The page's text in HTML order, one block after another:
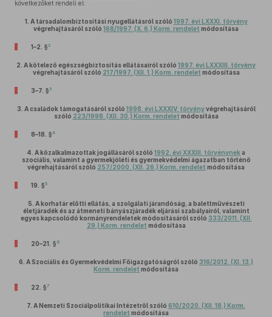
következőket rendeli el:
1. A társadalombiztosítási nyugellátásról szóló 1997. évi LXXXI. törvény
végrehajtásáról szóló 168/1997. (X. 6.) Korm. rendelet módosítása
1–2. §2
2. A kötelező egészségbiztosítás ellátásairól szóló 1997. évi LXXXIII. törvény
végrehajtásáról szóló 217/1997. (XII. 1.) Korm. rendelet módosítása
3–7. §3
3. A családok támogatásáról szóló 1998. évi LXXXIV. törvényvégrehajtásáról
szóló 223/1998. (XII. 30.) Korm. rendelet módosítása
8–18. §4
4. A közalkalmazottak jogállásáról szóló 1992. évi XXXIII. törvényneka
szociális, valamint a gyermekjóléti és gyermekvédelmi ágazatban történő
végrehajtásáról szóló 257/2000. (XII. 26.) Korm. rendelet módosítása
19. §5
5. A korhatár előtti ellátás, a szolgálati járandóság, a balettművészeti
életjáradék és az átmeneti bányászjáradék eljárási szabályairól, valamint
egyes kapcsolódó kormányrendeletek módosításáról szóló 333/2011. (XII.
29.) Korm. rendelet módosítása
20–21. § 6
6. A Szociális és Gyermekvédelmi Főigazgatóságról szóló 316/2012. (XI. 13.)
Korm. rendelet módosítása
22. §7
7. A Nemzeti Szociálpolitikai Intézetről szóló 610/2020. (XII. 18.) Korm.
rendelet módosítása